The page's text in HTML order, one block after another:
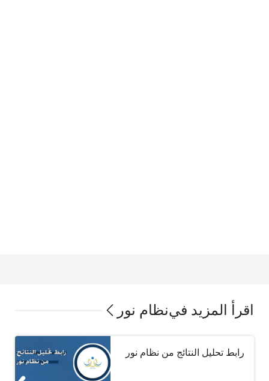
اقرأ المزيد فينظام نور
رابط تحليل النتائج من نظام نور